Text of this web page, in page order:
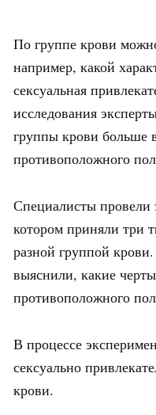
По группе крови
например, какой
сексуальная
исследования
группы крови больше
противоположного
Специалисты провели
котором приняли три
разной группой
выяснили, какие
противоположного
В процессе
сексуально
крови.